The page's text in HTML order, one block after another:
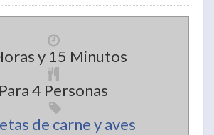
y 15 Minutos
Para 4 Personas
de carne y aves